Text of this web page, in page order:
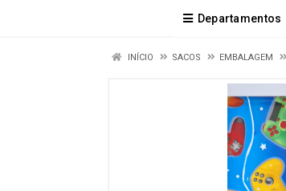
Departamentos
INÍCIO SACOS EMBALAGEM